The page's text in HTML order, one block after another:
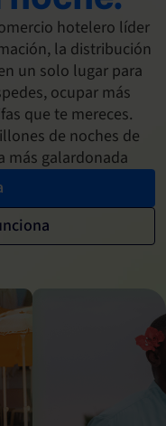
hotelero líder
la distribución
un solo lugar para
ocupar más
que te mereces.
de noches de
más galardonada